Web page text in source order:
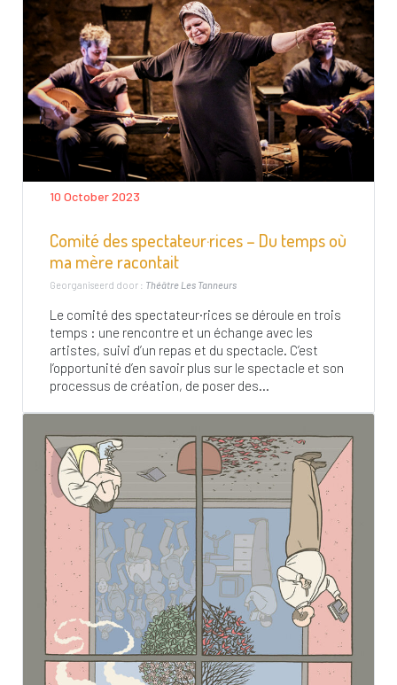
10 October 2023
Comité des spectateur·rices – Du temps où
ma mère racontait
Georganiseerd door : Théâtre Les Tanneurs
Le comité des spectateur·rices se déroule en trois
temps : une rencontre et un échange avec les
artistes, suivi d’un repas et du spectacle. C’est
l’opportunité d’en savoir plus sur le spectacle et son
processus de création, de poser des...